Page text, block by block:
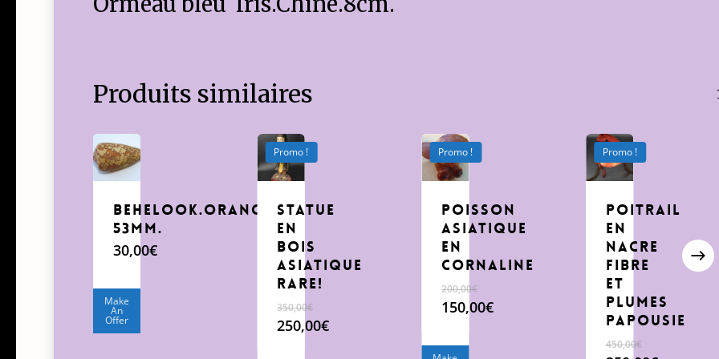
Produits similaires
Behelook.Orange
53mm.
30,00€
Make
An
Offer
Promo !
Statue
en
bois
Asiatique
Rare!
350,00€
Le
250,00€
Promo !
Poisson
asiatique
en
cornaline
200,00€
Le
initial
150,00€
prix
Promo !
poitrail
en
nacre
fibre
et
plumes
Papousie
450,00€